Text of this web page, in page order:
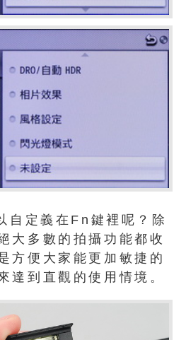
自定義在Fn鍵裡呢？除
大多數的拍攝功能都收
方便大家能更加敏捷的
達到直觀的使用情境。